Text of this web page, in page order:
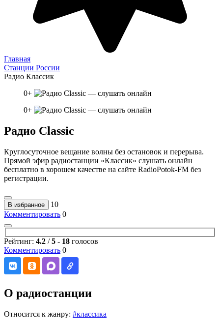
Главная
Станции России
Радио Классик
0+
0+
Радио Classic
Круглосуточное вещание волны без остановок и перерыва.
Прямой эфир радиостанции «Классик» слушать онлайн
бесплатно в хорошем качестве на сайте RadioPotok-FM без
регистрации.
В избранное
10
Комментировать 0
Рейтинг: 4.2 /5 - 18 голосов
Комментировать 0
О радиостанции
Относится к жанру: #классика